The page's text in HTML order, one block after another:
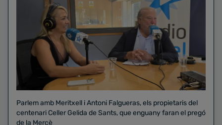
Parlem amb Meritxell i Antoni Falgueras, els propietaris del
centenari Celler Gelida de Sants, que enguany faran el pregó
de la Mercè